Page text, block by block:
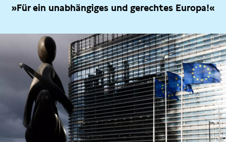
»Für ein unabhängiges und gerechtes Europa!«